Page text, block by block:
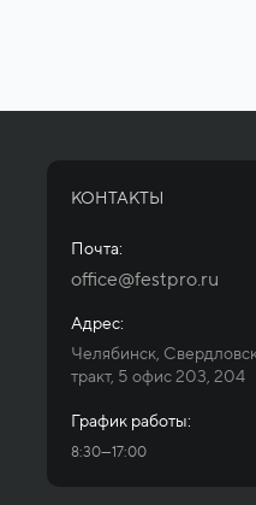
КОНТАКТЫ
Почта:
office@festpro.ru
Адрес:
Челябинск,
тракт, 5 офис 203, 204
График работы:
8:30—17:00